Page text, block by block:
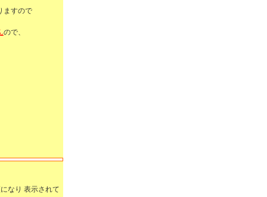
ますので
ので、
なり 表示されて